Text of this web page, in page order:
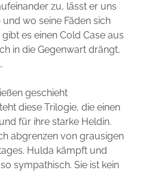
zu, lässt er uns
wo seine Fäden sich
es einen Cold Case aus
in die Gegenwart drängt,
geschieht
diese Trilogie, die einen
für ihre starke Heldin.
abgrenzen von grausigen
Hulda kämpft und
sympathisch. Sie ist kein